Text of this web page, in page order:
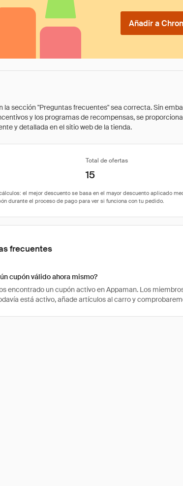
Añadir a
sección "Preguntas frecuentes" sea correcta. Sin
y los programas de recompensas, se
y detallada en el sitio web de la tienda.
Total de ofertas
15
frecuentes
cupón válido ahora mismo?
encontrado un cupón activo en Appaman. Los
está activo, añade artículos al carro y